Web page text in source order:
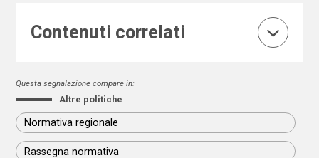
Contenuti correlati
Questa segnalazione compare in:
Altre politiche
Normativa regionale
Rassegna normativa